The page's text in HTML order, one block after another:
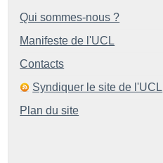
Qui sommes-nous ?
Manifeste de l'UCL
Contacts
Syndiquer le site de l'UCL
Plan du site